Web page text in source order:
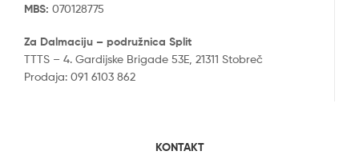
MBS: 070128775
Za Dalmaciju – podružnica Split
TTTS – 4. Gardijske Brigade 53E, 21311 Stobreč
Prodaja: 091 6103 862
KONTAKT